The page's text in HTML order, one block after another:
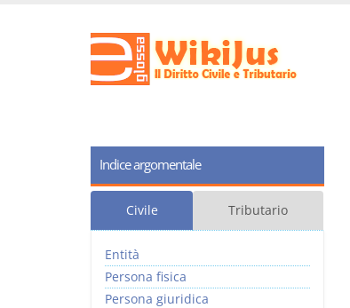
Indice argomentale
Civile Tributario
Entità
Persona fisica
Persona giuridica